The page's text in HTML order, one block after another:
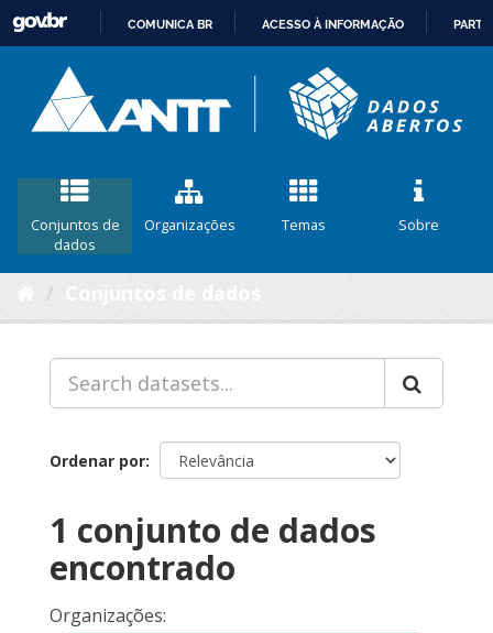
CONTEÚDO
COMUNICA BR ACESSO À INFORMAÇÃO
Conjuntos de
dados
Organizações Temas Sobre
Ordenar por
1 conjunto de dados
encontrado
Organizações: